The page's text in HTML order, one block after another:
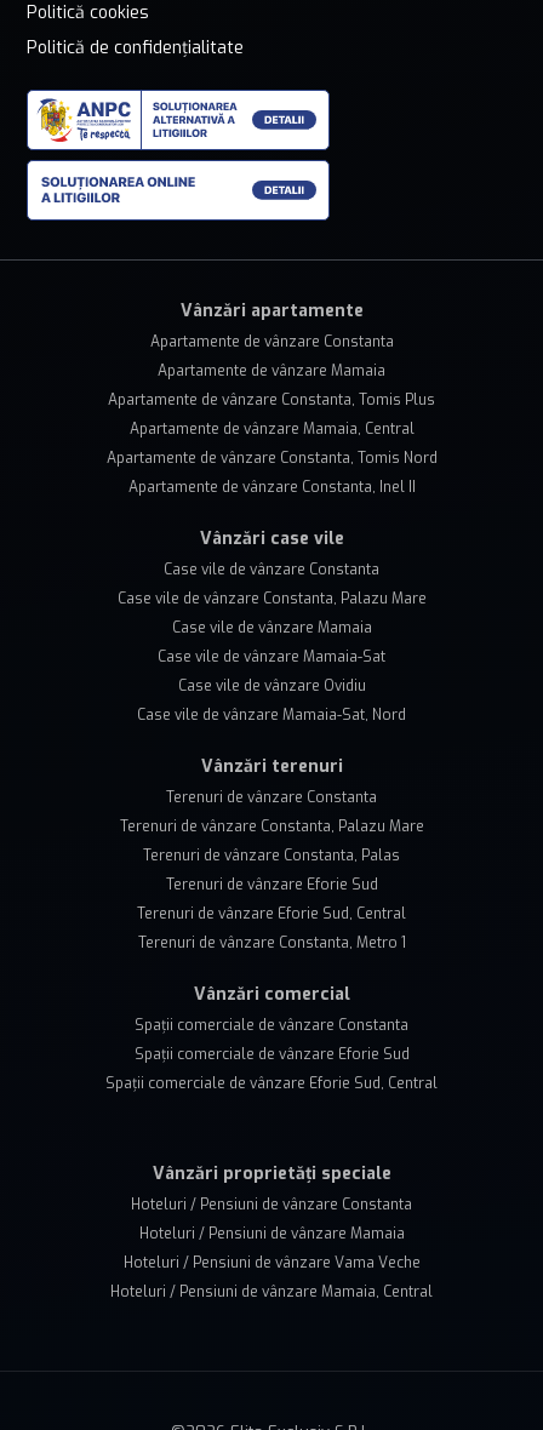
Politică cookies
Politică de confidențialitate
Vânzări apartamente
Apartamente de vânzare Constanta
Apartamente de vânzare Mamaia
Apartamente de vânzare Constanta, Tomis Plus
Apartamente de vânzare Mamaia, Central
Apartamente de vânzare Constanta, Tomis Nord
Apartamente de vânzare Constanta, Inel II
Vânzări case vile
Case vile de vânzare Constanta
Case vile de vânzare Constanta, Palazu Mare
Case vile de vânzare Mamaia
Case vile de vânzare Mamaia-Sat
Case vile de vânzare Ovidiu
Case vile de vânzare Mamaia-Sat, Nord
Vânzări terenuri
Terenuri de vânzare Constanta
Terenuri de vânzare Constanta, Palazu Mare
Terenuri de vânzare Constanta, Palas
Terenuri de vânzare Eforie Sud
Terenuri de vânzare Eforie Sud, Central
Terenuri de vânzare Constanta, Metro 1
Vânzări comercial
Spații comerciale de vânzare Constanta
Spații comerciale de vânzare Eforie Sud
Spații comerciale de vânzare Eforie Sud, Central
Vânzări proprietăți speciale
Hoteluri / Pensiuni de vânzare Constanta
Hoteluri / Pensiuni de vânzare Mamaia
Hoteluri / Pensiuni de vânzare Vama Veche
Hoteluri / Pensiuni de vânzare Mamaia, Central